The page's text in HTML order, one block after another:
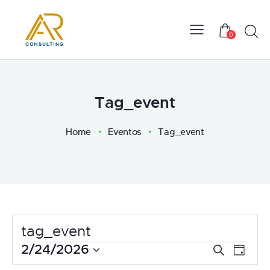
0
Tag_event
Home Eventos Tag_event
tag_event
Eventos
en
N
a
B
u
N
a
D
í
2/24/2026
S